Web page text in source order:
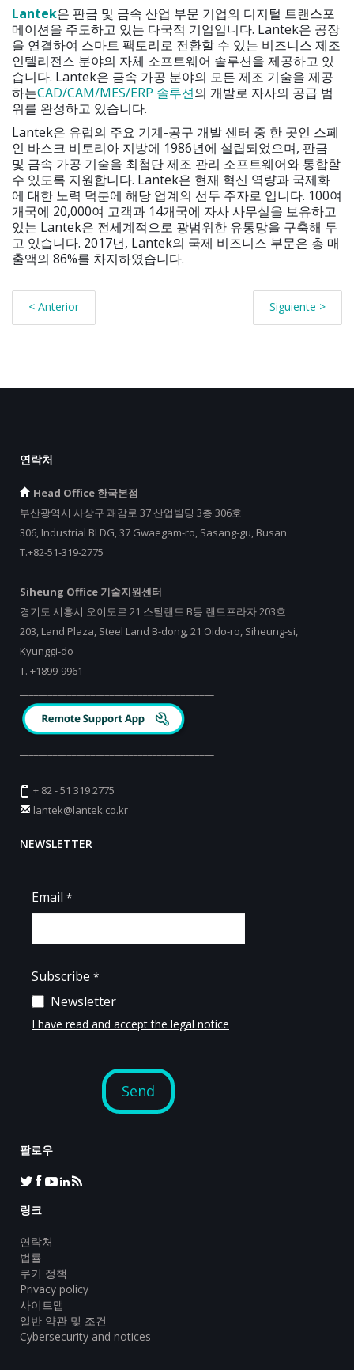
Lantek은 판금 및 금속 산업 부문 기업의 디지털 트랜스포
메이션을 주도하고 있는 다국적 기업입니다. Lantek은 공장
을 연결하여 스마트 팩토리로 전환할 수 있는 비즈니스 제조
인텔리전스 분야의 자체 소프트웨어 솔루션을 제공하고 있
습니다. Lantek은 금속 가공 분야의 모든 제조 기술을 제공
하는CAD/CAM/MES/ERP 솔루션의 개발로 자사의 공급 범
위를 완성하고 있습니다.
Lantek은 유럽의 주요 기계-공구 개발 센터 중 한 곳인 스페
인 바스크 비토리아 지방에 1986년에 설립되었으며, 판금
및 금속 가공 기술을 최첨단 제조 관리 소프트웨어와 통합할
수 있도록 지원합니다. Lantek은 현재 혁신 역량과 국제화
에 대한 노력 덕분에 해당 업계의 선두 주자로 입니다. 100여
개국에 20,000여 고객과 14개국에 자사 사무실을 보유하고
있는 Lantek은 전세계적으로 광범위한 유통망을 구축해 두
고 있습니다. 2017년, Lantek의 국제 비즈니스 부문은 총 매
출액의 86%를 차지하였습니다.
< Anterior Siguiente >
연락처
Head Office 한국본점
부산광역시 사상구 괘감로 37 산업빌딩 3층 306호
306, Industrial BLDG, 37 Gwaegam-ro, Sasang-gu, Busan
T.+82-51-319-2775
Siheung Office 기술지원센터
경기도 시흥시 오이도로 21 스틸랜드 B동 랜드프라자 203호
203, Land Plaza, Steel Land B-dong, 21 Oido-ro, Siheung-si,
Kyunggi-do
T. +1899-9961
+ 82 - 51 319 2775
lantek@lantek.co.kr
NEWSLETTER
팔로우
링크
연락처
법률
쿠키 정책
Privacy policy
사이트맵
일반 약관 및 조건
Cybersecurity and notices